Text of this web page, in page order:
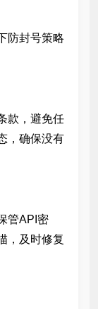
防封号策略
款，避免任
，确保没有
管API密
，及时修复